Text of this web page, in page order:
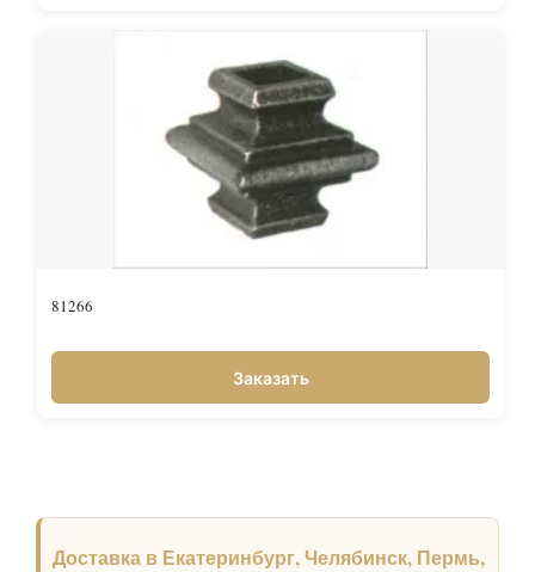
81266
Заказать
Доставка в Екатеринбург, Челябинск, Пермь,